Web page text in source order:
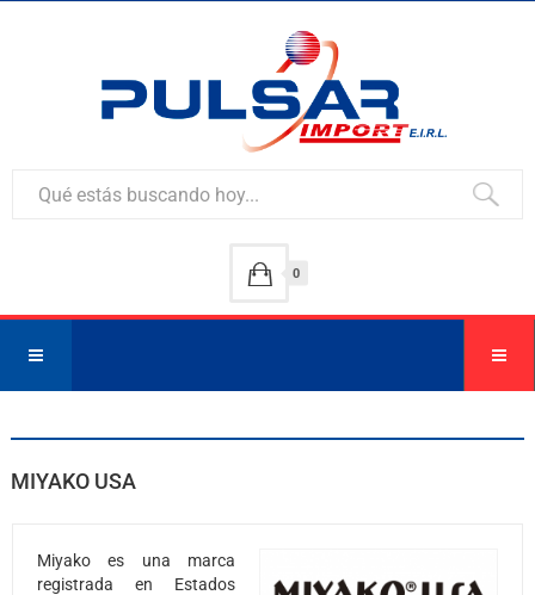
0
MIYAKO USA
Miyako es una marca
registrada en Estados